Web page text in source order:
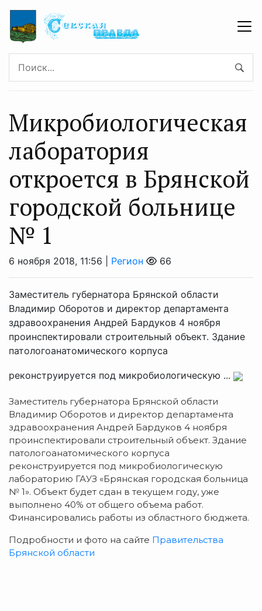
Микробиологическая
лаборатория
откроется в Брянской
городской больнице
№ 1
6 ноября 2018, 11:56 | Регион 66
Заместитель губернатора Брянской области
Владимир Оборотов и директор департамента
здравоохранения Андрей Бардуков 4 ноября
проинспектировали строительный объект. Здание
патологоанатомического корпуса
реконструируется под микробиологическую ...
Заместитель губернатора Брянской области
Владимир Оборотов и директор департамента
здравоохранения Андрей Бардуков 4 ноября
проинспектировали строительный объект. Здание
патологоанатомического корпуса
реконструируется под микробиологическую
лабораторию ГАУЗ «Брянская городская больница
№ 1». Объект будет сдан в текущем году, уже
выполнено 40% от общего объема работ.
Финансировались работы из областного бюджета.
Подробности и фото на сайте Правительства
Брянской области